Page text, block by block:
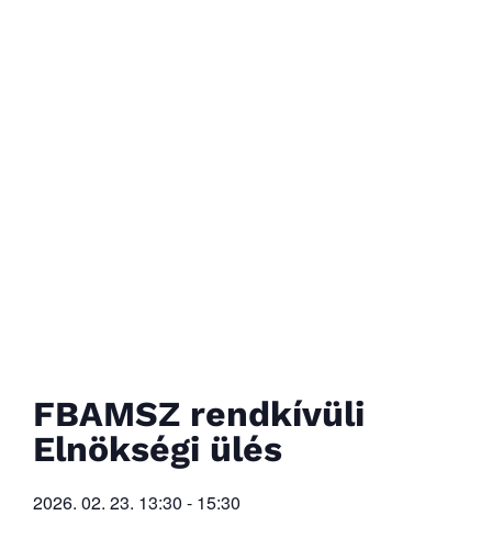
FBAMSZ rendkívüli
Elnökségi ülés
2026. 02. 23. 13:30 - 15:30